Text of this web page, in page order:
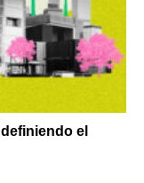
el